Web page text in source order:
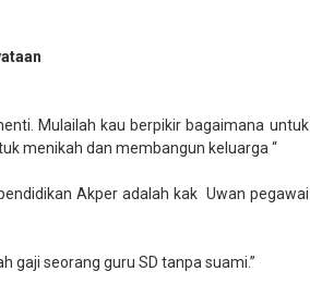
Mulailah kau berpikir bagaimana untuk
menikah dan membangun keluarga “
Akper adalah kak Uwan pegawai
gaji seorang guru SD tanpa suami.”